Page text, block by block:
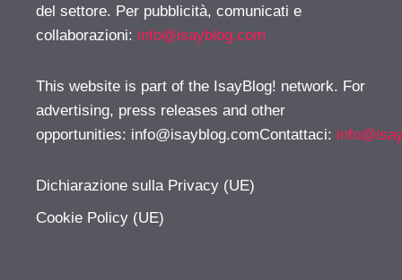
del settore. Per pubblicità, comunicati e
collaborazioni: info@isayblog.com
This website is part of the IsayBlog! network. For
advertising, press releases and other
opportunities: info@isayblog.comContattaci:
Dichiarazione sulla Privacy (UE)
Cookie Policy (UE)